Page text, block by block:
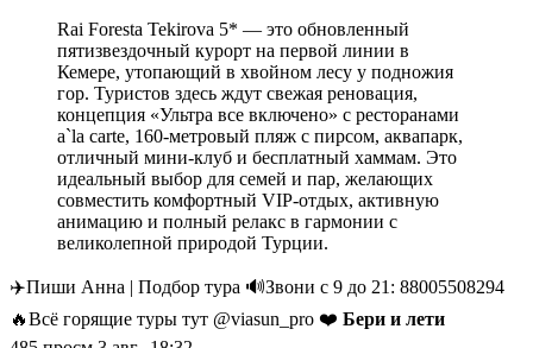
Rai Foresta Tekirova 5* — это обновленный
пятизвездочный курорт на первой линии в
Кемере, утопающий в хвойном лесу у подножия
гор. Туристов здесь ждут свежая реновация,
концепция «Ультра все включено» с ресторанами
a`la carte, 160-метровый пляж с пирсом, аквапарк,
отличный мини-клуб и бесплатный хаммам. Это
идеальный выбор для семей и пар, желающих
совместить комфортный VIP-отдых, активную
анимацию и полный релакс в гармонии с
великолепной природой Турции.
✈️Пиши Анна | Подбор тура 🔊Звони с 9 до 21: 88005508294
🔥Всё горящие туры тут @viasun_pro ❤️ Бери и лети